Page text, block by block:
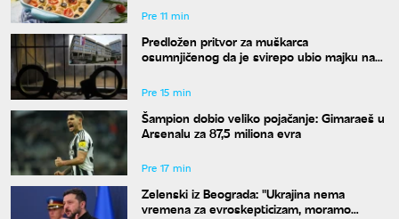
Pre 11 min
Predložen pritvor za muškarca
osumnjičenog da je svirepo ubio majku na
Pre 15 min
Šampion dobio veliko pojačanje: Gimaraeš u
Arsenalu za 87,5 miliona evra
Pre 17 min
Zelenski iz Beograda: "Ukrajina nema
vremena za evroskepticizam, moramo